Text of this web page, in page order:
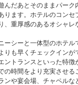
んだあとそのままパーク
ります。ホテルのコンセ
、重厚感のあるオシャレ
ーシーと一体型のホテル
りも早くチェックインが
ントランスといった特徴
の時間をより充実させる
ンや宴会場、チャペル